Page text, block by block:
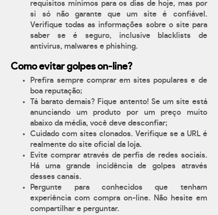
requisitos mínimos para os dias de hoje, mas por
si só não garante que um site é confiável.
Verifique todas as informações sobre o site para
saber se é seguro, inclusive blacklists de
antívirus, malwares e phishing.
Como evitar golpes on-line?
Prefira sempre comprar em sites populares e de
boa reputação;
Tá barato demais? Fique antento! Se um site está
anunciando um produto por um preço muito
abaixo da média, você deve desconfiar;
Cuidado com sites clonados. Verifique se a URL é
realmente do site oficial da loja.
Evite comprar através de perfis de redes sociais.
Há uma grande incidência de golpes através
desses canais.
Pergunte para conhecidos que tenham
experiência com compra on-line. Não hesite em
compartilhar e perguntar.